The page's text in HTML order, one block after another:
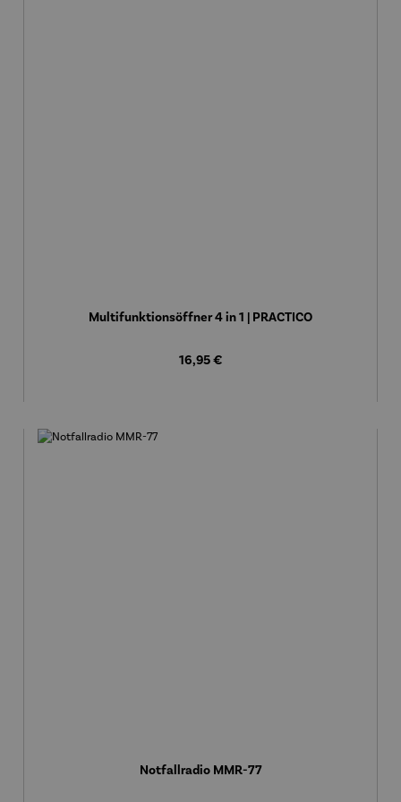
Multifunktionsöffner 4 in 1 | PRACTICO
Regulärer Preis:
16,95 €
Notfallradio MMR-77